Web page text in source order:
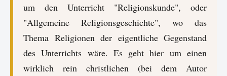
um den Unterricht "Religionskunde", oder
"Allgemeine Religionsgeschichte", wo das
Thema Religionen der eigentliche Gegenstand
des Unterrichts wäre. Es geht hier um einen
wirklich rein christlichen (bei dem Autor